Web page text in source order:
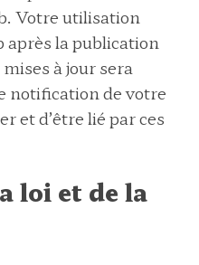
Votre utilisation
après la publication
à jour sera
notification de votre
et d’être lié par ces
loi et de la